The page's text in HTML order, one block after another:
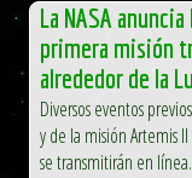
La NASA
primera misión
alrededor de la
Diversos eventos
y de la misión Artemis
se transmitirán en